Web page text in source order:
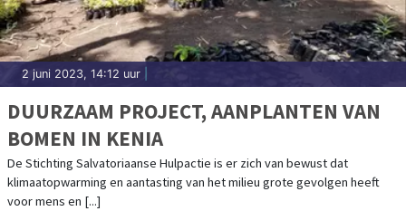
2 juni 2023, 14:12 uur
DUURZAAM PROJECT, AANPLANTEN VAN
BOMEN IN KENIA
De Stichting Salvatoriaanse Hulpactie is er zich van bewust dat
klimaatopwarming en aantasting van het milieu grote gevolgen heeft
voor mens en [...]